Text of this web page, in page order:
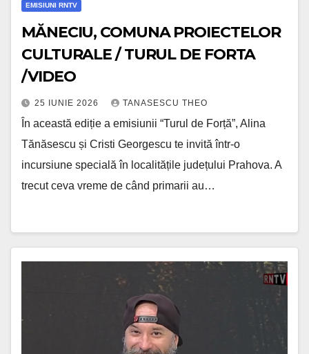
EMISIUNI RNTV
MĂNECIU, COMUNA PROIECTELOR
CULTURALE / TURUL DE FORTA
/VIDEO
25 IUNIE 2026 TANASESCU THEO
În această ediție a emisiunii “Turul de Forță”, Alina
Tănăsescu și Cristi Georgescu te invită într-o
incursiune specială în localitățile județului Prahova. A
trecut ceva vreme de când primarii au…